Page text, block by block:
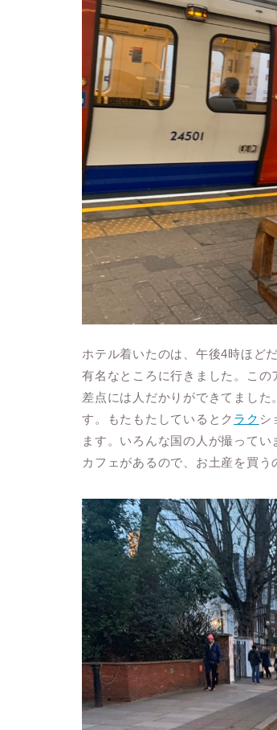
ホテル着いたのは、午後4時ほど
有名なところに行きました。この
差点には人だかりができてまし
す。もたもたしているとク ラク シ
ます。いろんな国の人が撮って
カフェがあるので、お土産を買う